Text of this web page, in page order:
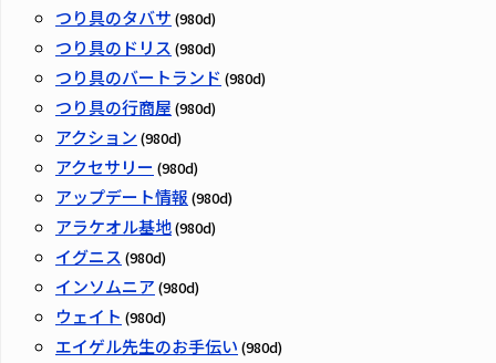
つり具のタバサ (980d)
つり具のドリス (980d)
つり具のバートランド (980d)
つり具の行商屋 (980d)
アクション (980d)
アクセサリー (980d)
アップデート情報 (980d)
アラケオル基地(980d)
イグニス (980d)
インソムニア (980d)
ウェイト (980d)
エイゲル先生のお手伝い (980d)